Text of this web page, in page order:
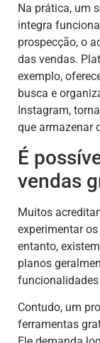
Na prática, um
integra
prospecção, o
das vendas.
exemplo,
busca e
Instagram,
que armazenar
É
vendas
Muitos
experimentar
entanto,
planos
Contudo, um
ferramentas